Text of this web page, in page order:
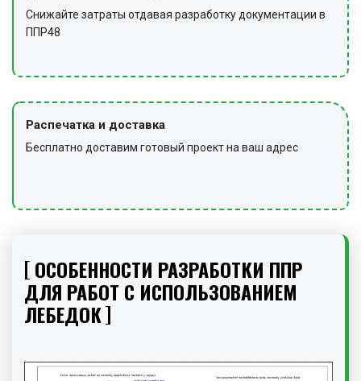
Снижайте затраты отдавая разработку документации в
ППР48
Распечатка и доставка
Бесплатно доставим готовый проект на ваш адрес
ОСОБЕННОСТИ РАЗРАБОТКИ ППР
ДЛЯ РАБОТ С ИСПОЛЬЗОВАНИЕМ
ЛЕБЕДОК